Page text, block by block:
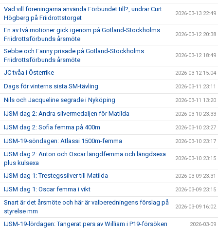
Vad vill föreningarna använda Förbundet till?, undrar Curt
Högberg på Friidrottstorget
2026-03-13 22:49
En av två motioner gick igenom på Gotland-Stockholms
Friidrottsförbunds årsmöte
2026-03-12 20:38
Sebbe och Fanny prisade på Gotland-Stockholms
Friidrottsförbunds årsmöte
2026-03-12 18:49
JC tvåa i Österrike 2026-03-12 15:04
Dags för vinterns sista SM-tävling 2026-03-11 23:11
Nils och Jacqueline segrade i Nyköping 2026-03-11 13:20
IJSM dag 2: Andra silvermedaljen för Matilda 2026-03-10 23:33
IJSM dag 2: Sofia femma på 400m 2026-03-10 23:27
IJSM-19-söndagen: Atlassi 1500m-femma 2026-03-10 23:17
IJSM dag 2: Anton och Oscar längdfemma och längdsexa
plus kulsexa
2026-03-10 23:15
IJSM dag 1: Trestegssilver till Matilda 2026-03-09 23:31
IJSM dag 1: Oscar femma i vikt 2026-03-09 23:15
Snart är det årsmöte och här är valberedningens förslag på
styrelse mm
2026-03-09 16:02
IJSM-19-lördagen: Tangerat pers av William i P19-försöken 2026-03-09